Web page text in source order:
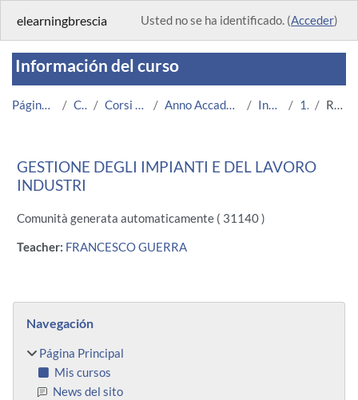
elearningbrescia Usted no se ha identificado. (Acceder)
Información del curso
Página Principal Cursos Corsi Istituzionali Anno Accademico 2013/2014 Ingegneria 1602 Resumen
GESTIONE DEGLI IMPIANTI E DEL LAVORO
INDUSTRI
Comunità generata automaticamente ( 31140 )
Teacher: FRANCESCO GUERRA
Bloques
Navegación
Página Principal
Mis cursos
News del sito